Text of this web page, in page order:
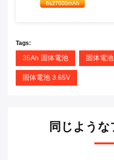
Tags:
35Ah 固体電池 固体電
固体電池 3.65V
同じような